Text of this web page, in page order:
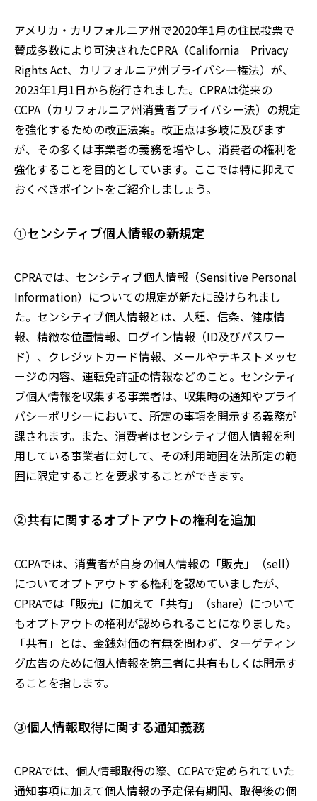
アメリカ・カリフォルニア州で2020年1月の住民投票で
賛成多数により可決されたCPRA（California Privacy
Rights Act、カリフォルニア州プライバシー権法）が、
2023年1月1日から施行されました。 CPRAは従来の
CCPA（カリフォルニア州消費者プライバシー法）の規定
を強化するための改正法案。改正点は多岐に及びます
が、その多くは事業者の義務を増やし、消費者の権利を
強化することを目的としています。ここでは特に抑えて
おくべきポイントをご紹介しましょう。
①センシティブ個人情報の新規定
CPRAでは、 センシティブ個人情報（Sensitive Personal
Information）についての規定が新たに設けられまし
た。センシティブ個人情報とは、人種、信条、健康情
報、精緻な位置情報、ログイン情報（ID及びパスワー
ド）、クレジットカード情報、メールやテキストメッセ
ージの内容、運転免許証の情報などのこと。センシティ
ブ個人情報を収集する事業者は、収集時の通知やプライ
バシーポリシーにおいて、所定の事項を開示する義務が
課されます。 また、消費者はセンシティブ個人情報を利
用している事業者に対して、その利用範囲を法所定の範
囲に限定することを要求することができます。
②共有に関するオプトアウトの権利を追加
CCPAでは、消費者が自身の個人情報の「販売」（sell）
についてオプトアウトする権利を認めていましたが、
CPRAでは 「販売」に加えて「共有」（share）について
もオプトアウトの権利が認められることになりました。
「共有」とは、金銭対価の有無を問わず、ターゲティン
グ広告のために個人情報を第三者に共有もしくは開示す
ることを指します。
③個人情報取得に関する通知義務
CPRAでは、 個人情報取得の際、CCPAで定められていた
通知事項に加えて個人情報の予定保有期間、取得後の個